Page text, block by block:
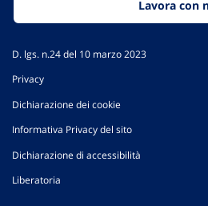
Lavora con
D. lgs. n.24 del 10 marzo 2023
Privacy
Dichiarazione dei cookie
Informativa Privacy del sito
Dichiarazione di accessibilità
Liberatoria